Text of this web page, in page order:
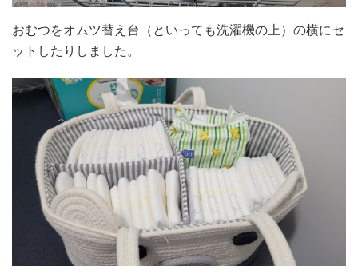
し
る
し
おむつをオムツ替え台（といっても洗濯機の上）の横にセ
ットしたりしました。